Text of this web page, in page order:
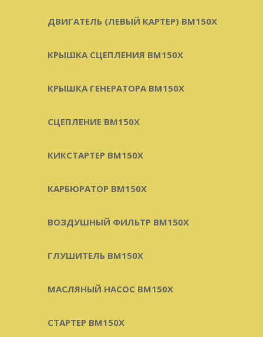
ДВИГАТЕЛЬ (ЛЕВЫЙ КАРТЕР) BM150X
КРЫШКА СЦЕПЛЕНИЯ BM150X
КРЫШКА ГЕНЕРАТОРА BM150X
СЦЕПЛЕНИЕ BM150X
КИКСТАРТЕР BM150X
КАРБЮРАТОР BM150X
ВОЗДУШНЫЙ ФИЛЬТР BM150X
ГЛУШИТЕЛЬ BM150X
МАСЛЯНЫЙ НАСОС BM150X
СТАРТЕР BM150X